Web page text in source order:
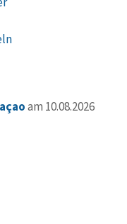
am 10.08.2026